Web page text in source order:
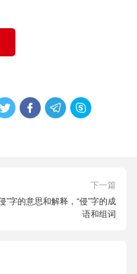
   
下一篇
”字的意思和解释，“侵”字的成
语和组词